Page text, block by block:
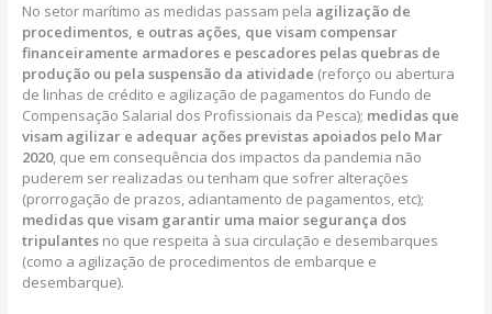
No setor marítimo as medidas passam pela agilização de
procedimentos, e outras ações, que visam compensar
financeiramente armadores e pescadores pelas quebras de
produção ou pela suspensão da atividade (reforço ou abertura
de linhas de crédito e agilização de pagamentos do Fundo de
Compensação Salarial dos Profissionais da Pesca); medidas que
visam agilizar e adequar ações previstas apoiados pelo Mar
2020, que em consequência dos impactos da pandemia não
puderem ser realizadas ou tenham que sofrer alterações
(prorrogação de prazos, adiantamento de pagamentos, etc);
medidas que visam garantir uma maior segurança dos
tripulantes no que respeita à sua circulação e desembarques
(como a agilização de procedimentos de embarque e
desembarque).